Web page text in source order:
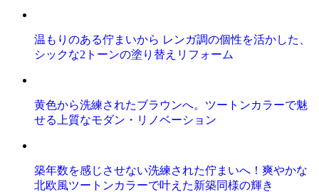
温もりのある佇まいから レンガ調の個性を活かした、
シックな2トーンの塗り替えリフォーム
黄色から洗練されたブラウンへ。ツートンカラーで魅
せる上質なモダン・リノベーション
築年数を感じさせない洗練された佇まいへ！爽やかな
北欧風ツートンカラーで叶えた新築同様の輝き